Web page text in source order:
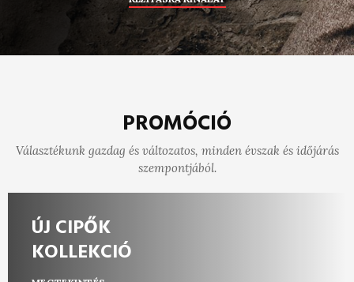
PROMÓCIÓ
Választékunk gazdag és változatos, minden évszak és időjárás
szempontjából.
ÚJ CIPŐK
KOLLEKCIÓ